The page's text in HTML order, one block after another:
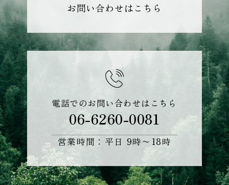
お問い合わせはこちら
電話でのお問い合わせはこちら
06-6260-0081
営業時間：平日 9時〜18時